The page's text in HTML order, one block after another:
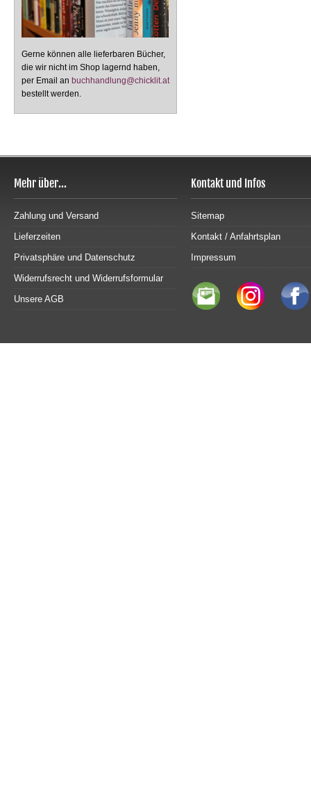
Gerne können alle lieferbaren Bücher,
die wir nicht im Shop lagernd haben,
per Email an buchhandlung@chicklit.at
bestellt werden.
Mehr über...
Zahlung und Versand
Lieferzeiten
Privatsphäre und Datenschutz
Widerrufsrecht und Widerrufsformular
Unsere AGB
Kontakt und Infos
Sitemap
Kontakt / Anfahrtsplan
Impressum